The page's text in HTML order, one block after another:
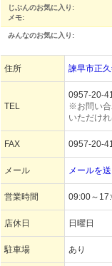
じぶんのお気に入り:
メモ:
みんなのお気に入り:
住所 諫早市正
TEL
0957-20-
※お問い合
いただけれ
FAX 0957-20-
メール メールを
営業時間 09:00～
店休日 日曜日
駐車場 あり